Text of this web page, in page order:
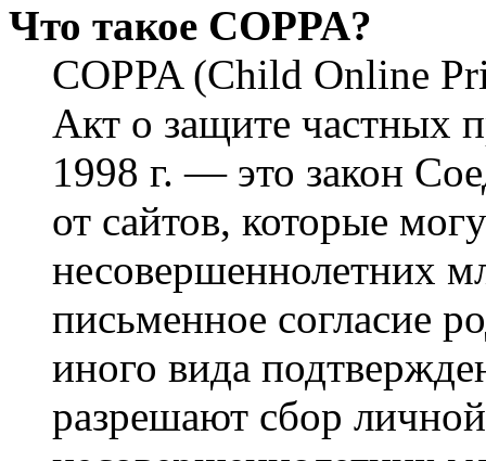
Что такое COPPA?
COPPA (Child Online
Акт о защите частных
1998 г. — это закон
от сайтов, которые
несовершеннолетних
письменное согласие
иного вида
разрешают сбор